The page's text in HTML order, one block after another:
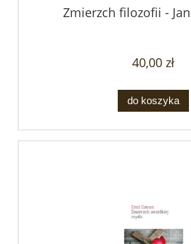
Zmierzch filozofii -
40,00 zł
do koszyka